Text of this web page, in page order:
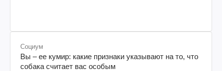
Социум
Вы – ее кумир: какие признаки указывают на то, что
собака считает вас особым